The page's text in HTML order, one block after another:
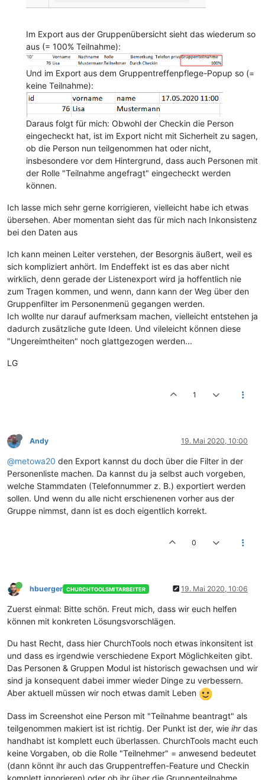
Im Export aus der Gruppenübersicht sieht das wiederum so
aus (= 100% Teilnahme):
Und im Export aus dem Gruppentreffenpflege-Popup so (=
keine Teilnahme):
Daraus folgt für mich: Obwohl der Checkin die Person
eingecheckt hat, ist im Export nicht mit Sicherheit zu sagen,
ob die Person nun teilgenommen hat oder nicht,
insbesondere vor dem Hintergrund, dass auch Personen mit
der Rolle "Teilnahme angefragt" eingecheckt werden
können.
Ich lasse mich sehr gerne korrigieren, vielleicht habe ich etwas
übersehen. Aber momentan sieht das für mich nach Inkonsistenz
bei den Daten aus
Ich kann meinen Leiter verstehen, der Besorgnis äußert, weil es
sich kompliziert anhört. Im Endeffekt ist es das aber nicht
wirklich, denn gerade der Listenexport wird ja hoffentlich nie
zum Tragen kommen, und wenn, dann kann der Weg über den
Gruppenfilter im Personenmenü gegangen werden.
Ich wollte nur darauf aufmerksam machen, vielleicht entstehen ja
dadurch zusätzliche gute Ideen. Und vileleicht können diese
"Ungereimtheiten" noch glattgezogen werden...
LG
1
Andy 19. Mai 2020, 10:00
@metowa20 den Export kannst du doch über die Filter in der
Personenliste machen. Da kannst du ja selbst auch vorgeben,
welche Stammdaten (Telefonnummer z. B.) exportiert werden
sollen. Und wenn du alle nicht erschienenen vorher aus der
Gruppe nimmst, dann ist es doch eigentlich korrekt.
0
hbuerger CHURCHTOOLSMITARBEITER 19. Mai 2020, 10:06
Zuerst einmal: Bitte schön. Freut mich, dass wir euch helfen
können mit konkreten Lösungsvorschlägen.
Du hast Recht, dass hier ChurchTools noch etwas inkonsitent ist
und dass es irgendwie verschiedene Export Möglichkeiten gibt.
Das Personen & Gruppen Modul ist historisch gewachsen und wir
sind ja konsequent dabei immer wieder Dinge zu verbessern.
Aber aktuell müssen wir noch etwas damit Leben
Dass im Screenshot eine Person mit "Teilnahme beantragt" als
teilgenommen makiert ist ist richtig. Der Punkt ist der, wie ihrdas
handhabt ist komplett euch überlassen. ChurchTools macht euch
keine Vorgaben, ob die Rolle "Teilnehmer" = anwesend bedeutet
(dann könnt ihr auch das Gruppentreffen-Feature und Checkin
komplett ignorieren) oder ob ihr über die Gruppenteilnahme